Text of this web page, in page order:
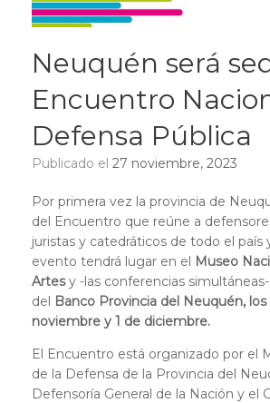
Neuquén será
Encuentro
Defensa Pública
Publicado el 27 noviembre, 2023
Por primera vez la provincia de
del Encuentro que reúne a
juristas y catedráticos de todo el país
evento tendrá lugar en el Museo
Artesy -las conferencias
del Banco Provincia del Neuquén,
noviembre y 1 de diciembre.
El Encuentro está organizado por el
de la Defensa de la Provincia del
Defensoría General de la Nación y el